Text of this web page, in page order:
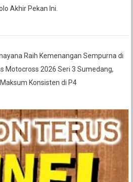
Akhir Pekan Ini.
Raih Kemenangan Sempurna di
Motocross 2026 Seri 3 Sumedang,
Konsisten di P4